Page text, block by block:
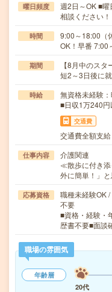
曜日頻度
週2日～OK ■
相談ください！
時間
9:00～18:00（
OK！早番
期間
【8月中のス
短2～3日後に
時給
無資格未経験
■日収1万240円
交通費
交通費全額支給
仕事内容
介護関連
≪散歩に付き
外に簡単！」
応募資格
職種未経験OK
不要
■資格・経験・
歴書不要■面談
職場の雰囲気
年齢層
20代